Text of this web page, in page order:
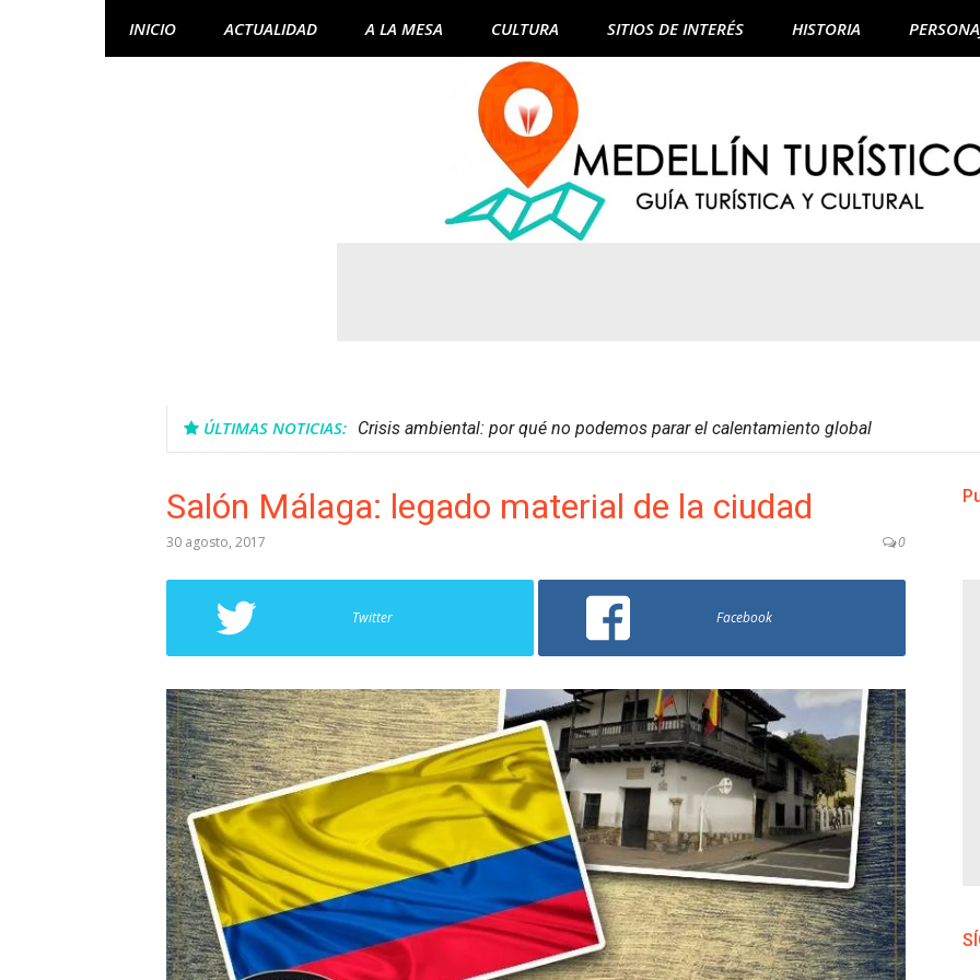
INICIO ACTUALIDAD A LA MESA CULTURA SITIOS DE INTERÉS HISTORIA
ÚLTIMAS NOTICIAS: Crisis ambiental: por qué no podemos parar el calentamiento global
Salón Málaga: legado material de la ciudad
30 agosto, 2017 0
Twitter Facebook